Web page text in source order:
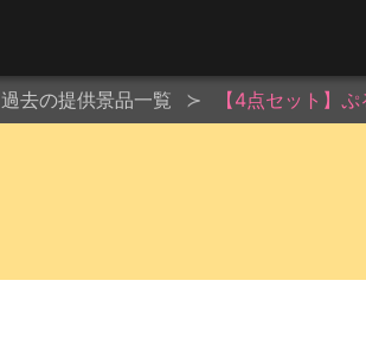
過去の提供景品一覧 【4点セット】